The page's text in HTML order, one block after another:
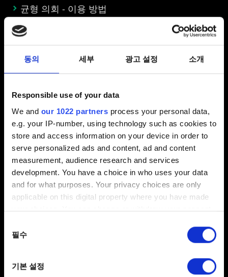
동의 세부 광고 설정 소개
Responsible use of your data
We and our 1022 partners process your personal data,
e.g. your IP-number, using technology such as cookies to
store and access information on your device in order to
serve personalized ads and content, ad and content
measurement, audience research and services
development. You have a choice in who uses your data
and for what purposes. Your privacy choices are only
applicable on this digital property where you have made
your choices. You can change or withdraw your consent
the Privacy trigger icon.
Collect information about your geographical
선택
필수
기본 설정
균형 의회 - 이용 방법
카드 오작동을 신고하려면
인터페이스
인터페이스 문제를 신고하려면
장신구와 리더 스킨, 카드 뒷면 데이터베이스
텍스트 & 설명
오타 제보